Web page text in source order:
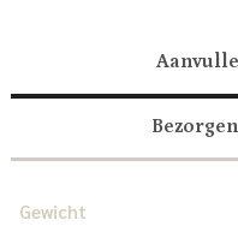
Gewicht